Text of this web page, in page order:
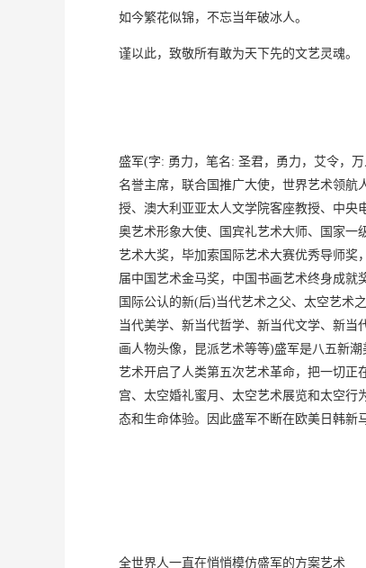
如今繁花似锦，不忘当年破冰人。
谨以此，致敬所有敢为天下先的文艺灵魂。
盛军(字: 勇力，笔名: 圣君，勇力，艾令，
名誉主席，联合国推广大使，世界艺术领
授、澳大利亚亚太人文学院客座教授、中央
奥艺术形象大使、国宾礼艺术大师、国家一
艺术大奖，毕加索国际艺术大赛优秀导师奖
届中国艺术金马奖，中国书画艺术终身成
国际公认的新(后)当代艺术之父、太空艺术
当代美学、新当代哲学、新当代文学、新
画人物头像，昆派艺术等等)盛军是八五新
艺术开启了人类第五次艺术革命，把一切正
宫、太空婚礼蜜月、太空艺术展览和太空
态和生命体验。因此盛军不断在欧美日韩新
全世界人一直在悄悄模仿盛军的方案艺术